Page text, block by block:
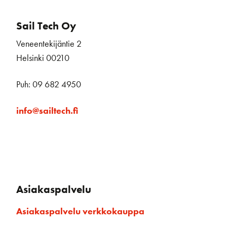
Sail Tech Oy
Veneentekijäntie 2
Helsinki 00210
Puh: 09 682 4950
info@sailtech.fi
Asiakaspalvelu
Asiakaspalvelu verkkokauppa